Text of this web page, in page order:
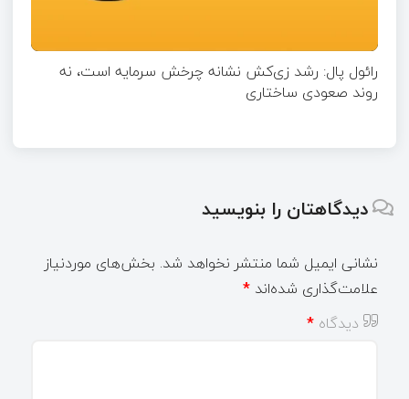
رائول پال: رشد زی‌کش نشانه چرخش سرمایه است، نه
روند صعودی ساختاری
دیدگاهتان را بنویسید
نشانی ایمیل شما منتشر نخواهد شد. بخش‌های موردنیاز
علامت‌گذاری شده‌اند *
دیدگاه *